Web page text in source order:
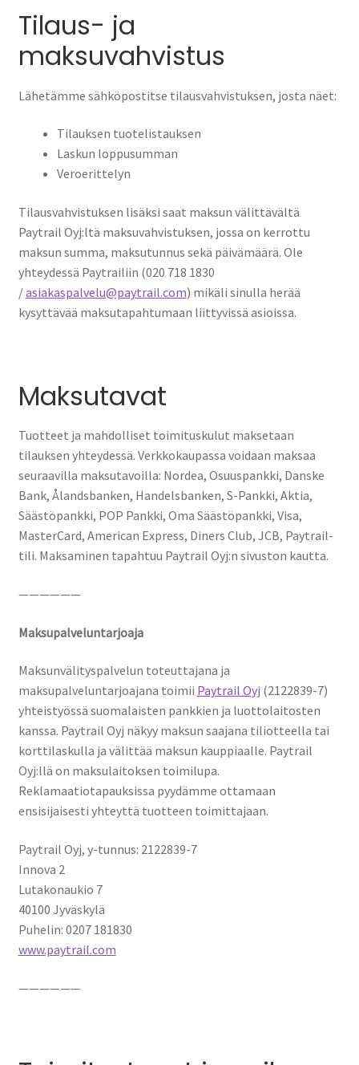
Tilaus- ja
maksuvahvistus
Lähetämme sähköpostitse tilausvahvistuksen, josta näet:
Tilauksen tuotelistauksen
Laskun loppusumman
Veroerittelyn
Tilausvahvistuksen lisäksi saat maksun välittävältä
Paytrail Oyj:ltä maksuvahvistuksen, jossa on kerrottu
maksun summa, maksutunnus sekä päivämäärä. Ole
yhteydessä Paytrailiin (020 718 1830
/asiakaspalvelu@paytrail.com) mikäli sinulla herää
kysyttävää maksutapahtumaan liittyvissä asioissa.
Maksutavat
Tuotteet ja mahdolliset toimituskulut maksetaan
tilauksen yhteydessä. Verkkokaupassa voidaan maksaa
seuraavilla maksutavoilla: Nordea, Osuuspankki, Danske
Bank, Ålandsbanken, Handelsbanken, S-Pankki, Aktia,
Säästöpankki, POP Pankki, Oma Säästöpankki, Visa,
MasterCard, American Express, Diners Club, JCB, Paytrail-
tili. Maksaminen tapahtuu Paytrail Oyj:n sivuston kautta.
——————
Maksupalveluntarjoaja
Maksunvälityspalvelun toteuttajana ja
maksupalveluntarjoajana toimii Paytrail Oyj (2122839-7)
yhteistyössä suomalaisten pankkien ja luottolaitosten
kanssa. Paytrail Oyj näkyy maksun saajana tiliotteella tai
korttilaskulla ja välittää maksun kauppiaalle. Paytrail
Oyj:llä on maksulaitoksen toimilupa.
Reklamaatiotapauksissa pyydämme ottamaan
ensisijaisesti yhteyttä tuotteen toimittajaan.
Paytrail Oyj, y-tunnus: 2122839-7
Innova 2
Lutakonaukio 7
40100 Jyväskylä
Puhelin: 0207 181830
www.paytrail.com
——————